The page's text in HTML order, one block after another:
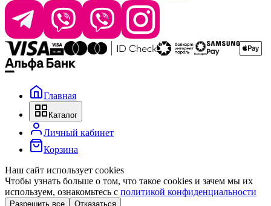
Время работы: пн–чт 9:00–17:30, пт 9:00–17:00
Главная
Каталог
Личный кабинет
Корзина
Наш сайт использует cookies
Чтобы узнать больше о том, что такое cookies и зачем мы их
используем, ознакомьтесь с политикой конфиденциальности
Разрешить все Отказаться